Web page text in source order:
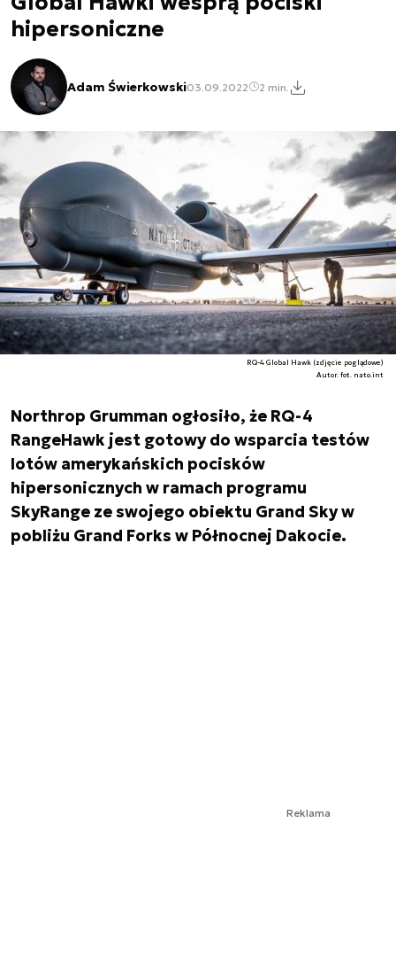
hipersoniczne
Adam Świerkowski03.09.2022 2 min.
RQ-4 Global Hawk (zdjęcie poglądowe)
Autor. fot. nato.int
Northrop Grumman ogłosiło, że RQ-4
RangeHawk jest gotowy do wsparcia testów
lotów amerykańskich pocisków
hipersonicznych w ramach programu
SkyRange ze swojego obiektu Grand Sky w
pobliżu Grand Forks w Północnej Dakocie.
Reklama